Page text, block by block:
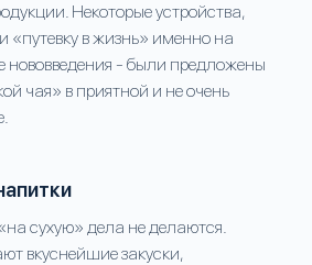
Некоторые устройства,
«путевку в жизнь» именно на
нововведения - были предложены
чая» в приятной и не очень
сухую» дела не делаются.
вкуснейшие закуски,